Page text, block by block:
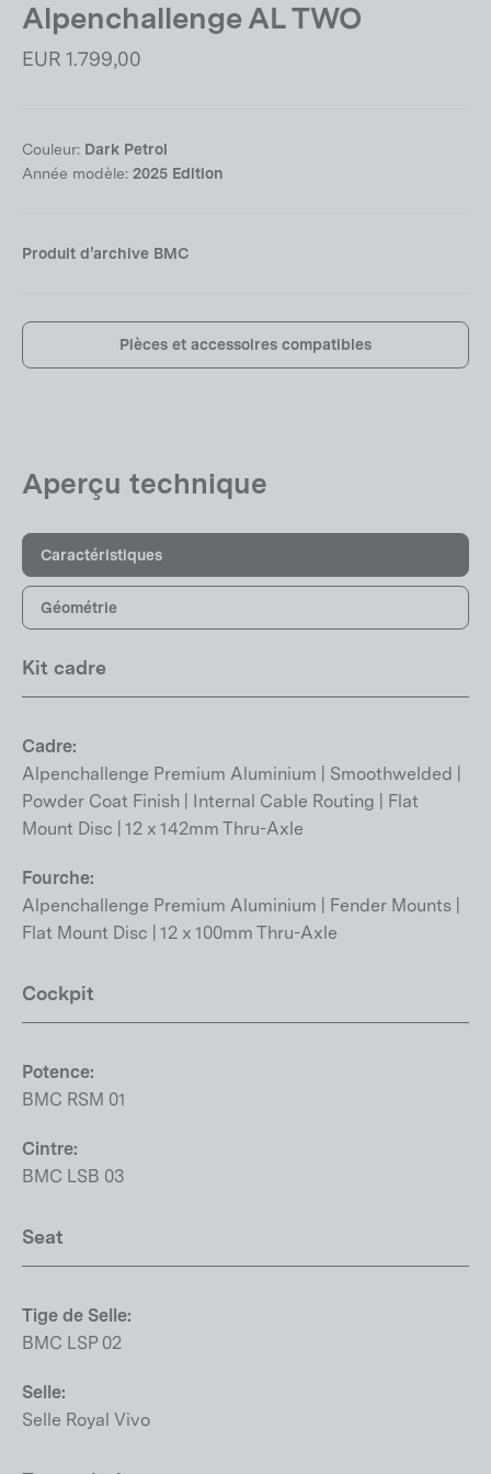
Alpenchallenge AL TWO
Prix
EUR 1.799,00
Couleur: Dark Petrol
Année modèle: 2025 Edition
Produit d’archive BMC
Pièces et accessoires compatibles
Aperçu technique
Caractéristiques
Géométrie
Kit cadre
Cadre:
Alpenchallenge Premium Aluminium | Smoothwelded |
Powder Coat Finish | Internal Cable Routing | Flat
Mount Disc | 12 x 142mm Thru-Axle
Fourche:
Alpenchallenge Premium Aluminium | Fender Mounts |
Flat Mount Disc | 12 x 100mm Thru-Axle
Cockpit
Potence:
BMC RSM 01
Cintre:
BMC LSB 03
Seat
Tige de Selle:
BMC LSP 02
Selle:
Selle Royal Vivo